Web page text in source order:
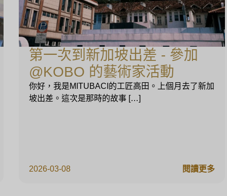
第一次到新加坡出差 - 參加
@KOBO 的藝術家活動
2026-03-08
你好，我是MITUBACI的工匠高田。上個月去了新加
坡出差。這次是那時的故事 […]
閱讀更多